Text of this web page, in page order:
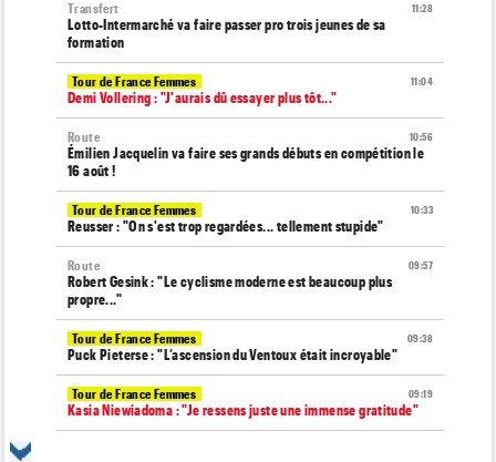
11:28
Transfert
Lotto-Intermarché va faire passer pro trois jeunes de sa
formation
11:04
Tour de France Femmes
Demi Vollering : "J'aurais dû essayer plus tôt..."
10:56
Route
Émilien Jacquelin va faire ses grands débuts en compétition le
16 août !
10:33
Tour de France Femmes
Reusser : "On s'est trop regardées... tellement stupide"
09:57
Route
Robert Gesink : "Le cyclisme moderne est beaucoup plus
propre..."
09:38
Tour de France Femmes
Puck Pieterse : "L’ascension du Ventoux était incroyable"
09:19
Tour de France Femmes
Kasia Niewiadoma : "Je ressens juste une immense gratitude"